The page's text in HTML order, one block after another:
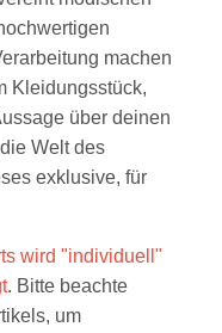
machen
Kleidungsstück,
über deinen
Welt des
exklusive, für
wird "individuell"
. Bitte beachte
um